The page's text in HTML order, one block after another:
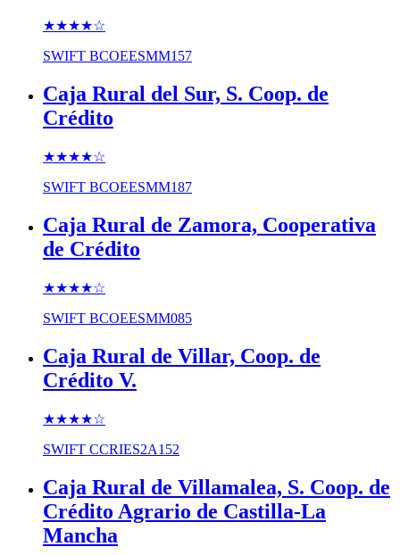
★★★★☆
SWIFT BCOEESMM157
Caja Rural del Sur, S. Coop. de
Crédito
★★★★☆
SWIFT BCOEESMM187
Caja Rural de Zamora, Cooperativa
de Crédito
★★★★☆
SWIFT BCOEESMM085
Caja Rural de Villar, Coop. de
Crédito V.
★★★★☆
SWIFT CCRIES2A152
Caja Rural de Villamalea, S. Coop. de
Crédito Agrario de Castilla-La
Mancha